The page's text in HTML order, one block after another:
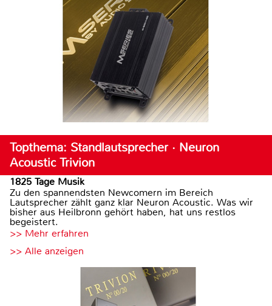
Topthema: Standlautsprecher · Neuron
Acoustic Trivion
1825 Tage Musik
Zu den spannendsten Newcomern im Bereich
Lautsprecher zählt ganz klar Neuron Acoustic. Was wir
bisher aus Heilbronn gehört haben, hat uns restlos
begeistert.
>> Mehr erfahren
>> Alle anzeigen